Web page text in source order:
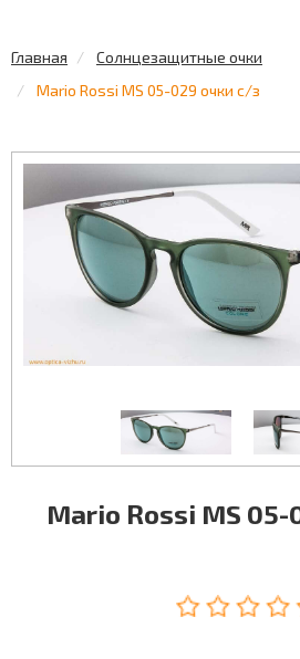
Главная
Солнцезащитные очки
Mario Rossi MS 05-029 очки с/з
Mario Rossi MS 05-